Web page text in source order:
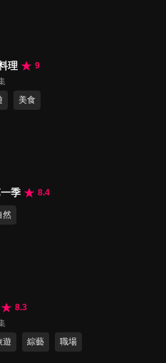
理
9
美食
季 8.4
然
8.3
遊 綜藝 職場